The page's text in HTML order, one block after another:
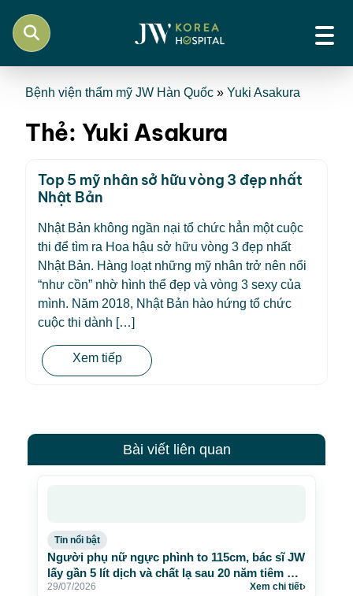
Bệnh viện thẩm mỹ JW Hàn Quốc » Yuki Asakura
Thẻ: Yuki Asakura
Top 5 mỹ nhân sở hữu vòng 3 đẹp nhất
Nhật Bản
Nhật Bản không ngần nại tổ chức hẳn một cuộc
thi để tìm ra Hoa hậu sở hữu vòng 3 đẹp nhất
Nhật Bản. Hàng loạt những mỹ nhân trở nên nổi
“như cồn” nhờ hình thể đẹp và vòng 3 sexy của
mình. Năm 2018, Nhật Bản hào hứng tổ chức
cuộc thi dành […]
Xem tiếp
Bài viết liên quan
Tin nổi bật
Người phụ nữ ngực phình to 115cm, bác sĩ JW
lấy gần 5 lít dịch và chất lạ sau 20 năm tiêm mỡ
nhân tạo
29/07/2026 Xem chi tiết›